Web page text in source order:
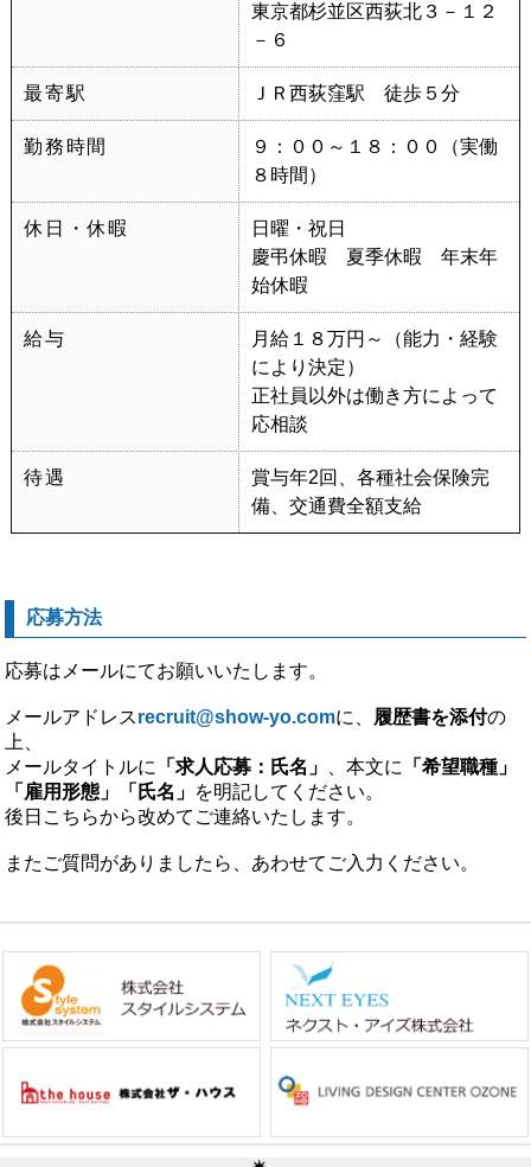
東京都杉並区西荻北３－１２
－６
最寄駅 ＪＲ西荻窪駅 徒歩５分
勤務時間
９：００～１８：００（実働
８時間）
休日・休暇
日曜・祝日
慶弔休暇 夏季休暇 年末年
始休暇
給与
月給１８万円～（能力・経験
により決定）
正社員以外は働き方によって
応相談
待遇
賞与年2回、各種社会保険完
備、交通費全額支給
応募方法
応募はメールにてお願いいたします。
メールアドレスrecruit@show-yo.comに、 履歴書を添付の
上、
メールタイトルに
「求人応募：氏名」 、本文に
「希望職種」
「雇用形態」「氏名」 を明記してください。
後日こちらから改めてご連絡いたします。
またご質問がありましたら、あわせてご入力ください。